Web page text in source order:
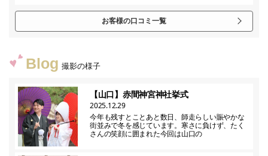
お客様の口コミ一覧
Blog 撮影の様子
【山口】赤間神宮神社挙式
2025.12.29
今年も残すとことあと数日、師走らしい賑やかな
街並みで冬を感じています。寒さに負けず、たく
さんの笑顔に囲まれた今回は山口の